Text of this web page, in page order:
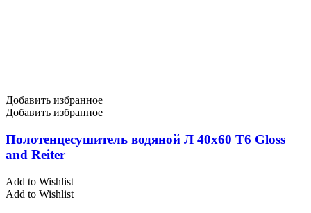
Добавить избранное
Добавить избранное
Полотенцесушитель водяной Л 40х60 Т6 Gloss
and Reiter
Add to Wishlist
Add to Wishlist